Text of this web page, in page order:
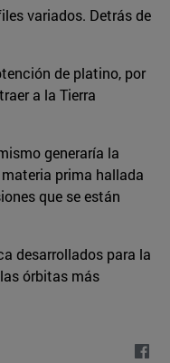
variados. Detrás de
de platino, por
a la Tierra
generaría la
prima hallada
que se están
desarrollados para la
órbitas más